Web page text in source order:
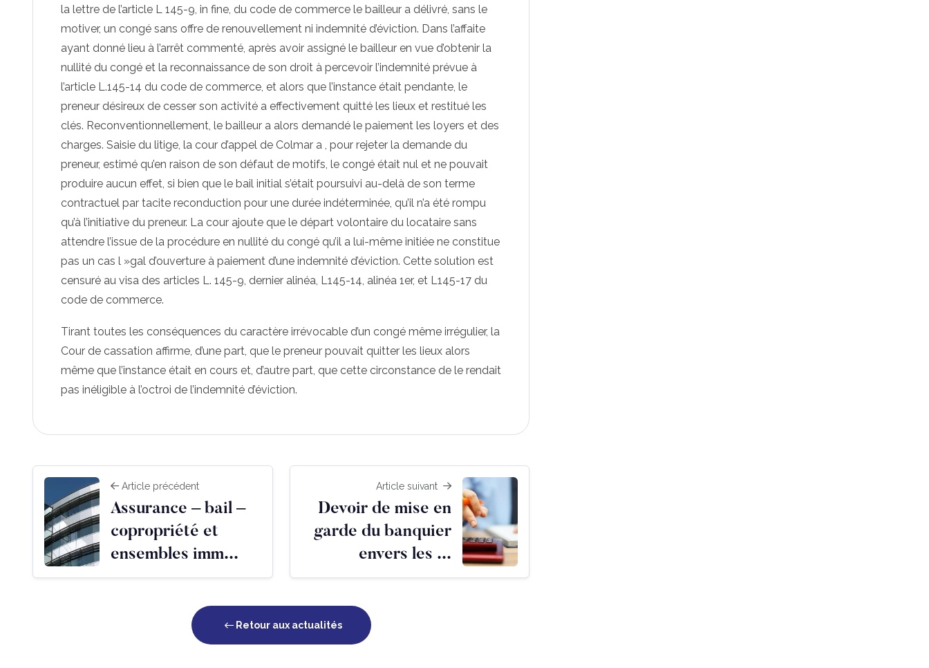
la lettre de l’article L 145-9, in fine, du code de commerce le bailleur a délivré, sans le
motiver, un congé sans offre de renouvellement ni indemnité d’éviction. Dans l’affaite
ayant donné lieu à l’arrêt commenté, après avoir assigné le bailleur en vue d’obtenir la
nullité du congé et la reconnaissance de son droit à percevoir l’indemnité prévue à
l’article L.145-14 du code de commerce, et alors que l’instance était pendante, le
preneur désireux de cesser son activité a effectivement quitté les lieux et restitué les
clés. Reconventionnellement, le bailleur a alors demandé le paiement les loyers et des
charges. Saisie du litige, la cour d’appel de Colmar a , pour rejeter la demande du
preneur, estimé qu’en raison de son défaut de motifs, le congé était nul et ne pouvait
produire aucun effet, si bien que le bail initial s’était poursuivi au-delà de son terme
contractuel par tacite reconduction pour une durée indéterminée, qu’il n’a été rompu
qu’à l’initiative du preneur. La cour ajoute que le départ volontaire du locataire sans
attendre l’issue de la procédure en nullité du congé qu’il a lui-même initiée ne constitue
pas un cas l »gal d’ouverture à paiement d’une indemnité d’éviction. Cette solution est
censuré au visa des articles L. 145-9, dernier alinéa, L145-14, alinéa 1er, et L145-17 du
code de commerce.
Tirant toutes les conséquences du caractère irrévocable d’un congé même irrégulier, la
Cour de cassation affirme, d’une part, que le preneur pouvait quitter les lieux alors
même que l’instance était en cours et, d’autre part, que cette circonstance de le rendait
pas inéligible à l’octroi de l’indemnité d’éviction.
Article précédent
Assurance – bail –
copropriété et
ensembles imm...
Article suivant
Devoir de mise en
garde du banquier
envers les ...
Retour aux actualités